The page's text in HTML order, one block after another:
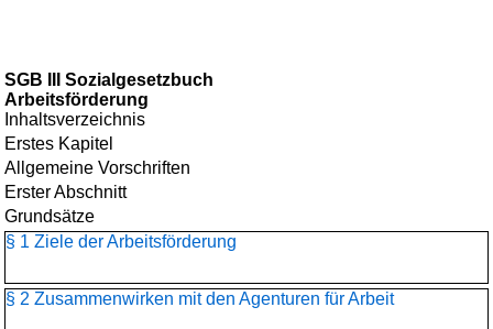
SGB III Sozialgesetzbuch
Arbeitsförderung
Inhaltsverzeichnis
Erstes Kapitel
Allgemeine Vorschriften
Erster Abschnitt
Grundsätze
§ 1 Ziele der Arbeitsförderung
§ 2 Zusammenwirken mit den Agenturen für Arbeit